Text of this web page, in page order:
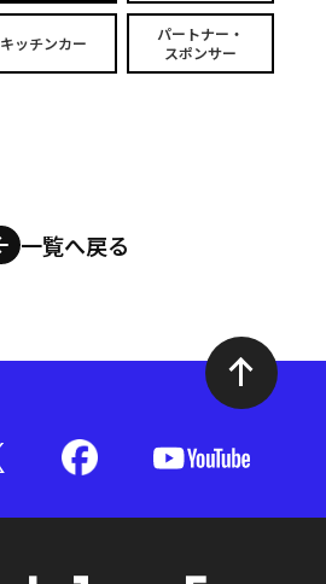
キッチンカー
パートナー・
スポンサー
一覧へ戻る